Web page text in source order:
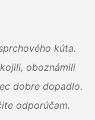
kúta.
oboznámili
dobre dopadlo.
odporúčam.